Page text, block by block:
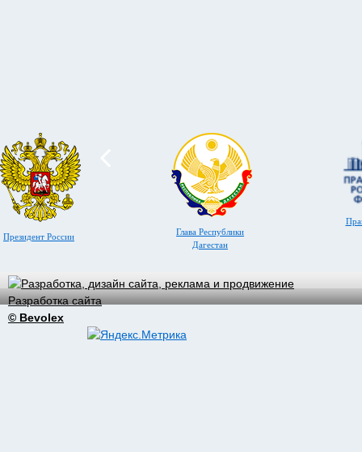
Президент России
Глава Республики
Дагестан
Разработка сайта
© Bevolex